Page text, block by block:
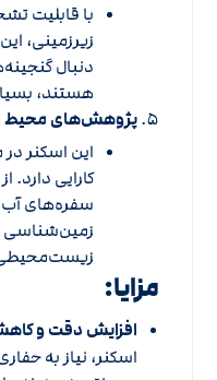
با قابلیت
زیرزمینی،
دنبال
هستند،
پژوهش‌های محیط
این اسکنر
کارایی دارد.
سفره‌های آب
زمین‌شناسی
زیست‌محیطی
مزایا:
افزایش دقت و
اسکنر، نیاز به